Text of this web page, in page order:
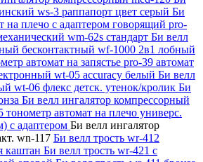
ws-3 раппапорт цвет серый Би
на плечо с адаптером говорящий pro-
wm-62s стандарт Би велл
бесконтактный wf-1000 2в1 лобный
автомат на запястье pro-39 автомат
wt-05 accuracy белый Би велл
wt-06 флекс детск. утенок/кролик Би
Би велл ингалятор компрессорный
тонометр автомат на плечо универс.
с адаптером Би велл ингалятор
wn-117 Би велл трость wr-412
каштан Би велл трость wr-421 с